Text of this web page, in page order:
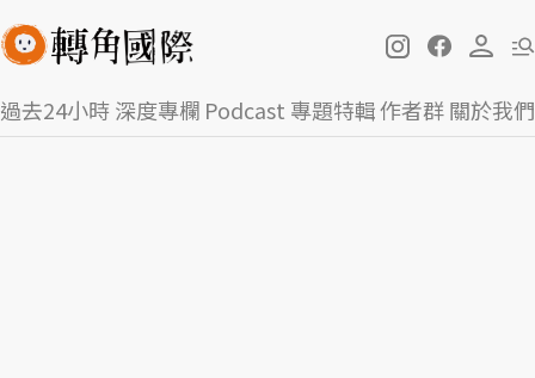
過去24小時深度專欄 Podcast 專題特輯作者群關於我們